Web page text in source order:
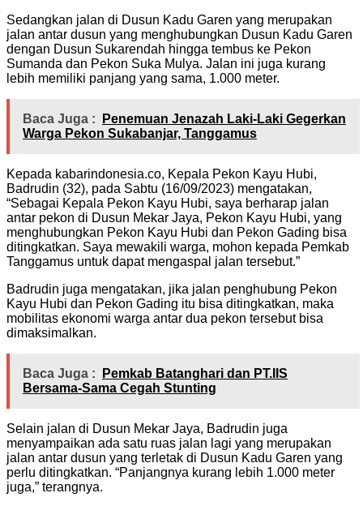
Sedangkan jalan di Dusun Kadu Garen yang merupakan
jalan antar dusun yang menghubungkan Dusun Kadu Garen
dengan Dusun Sukarendah hingga tembus ke Pekon
Sumanda dan Pekon Suka Mulya. Jalan ini juga kurang
lebih memiliki panjang yang sama, 1.000 meter.
Baca Juga :
Penemuan Jenazah Laki-Laki Gegerkan
Warga Pekon Sukabanjar, Tanggamus
Kepada kabarindonesia.co, Kepala Pekon Kayu Hubi,
Badrudin (32), pada Sabtu (16/09/2023) mengatakan,
“Sebagai Kepala Pekon Kayu Hubi, saya berharap jalan
antar pekon di Dusun Mekar Jaya, Pekon Kayu Hubi, yang
menghubungkan Pekon Kayu Hubi dan Pekon Gading bisa
ditingkatkan. Saya mewakili warga, mohon kepada Pemkab
Tanggamus untuk dapat mengaspal jalan tersebut.”
Badrudin juga mengatakan, jika jalan penghubung Pekon
Kayu Hubi dan Pekon Gading itu bisa ditingkatkan, maka
mobilitas ekonomi warga antar dua pekon tersebut bisa
dimaksimalkan.
Baca Juga :
Pemkab Batanghari dan PT.IIS
Bersama-Sama Cegah Stunting
Selain jalan di Dusun Mekar Jaya, Badrudin juga
menyampaikan ada satu ruas jalan lagi yang merupakan
jalan antar dusun yang terletak di Dusun Kadu Garen yang
perlu ditingkatkan. “Panjangnya kurang lebih 1.000 meter
juga,” terangnya.